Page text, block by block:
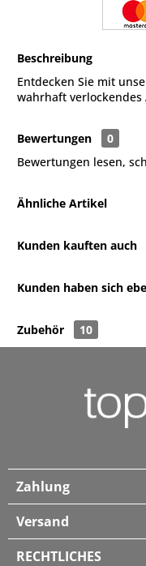
Beschreibung
Entdecken Sie mit
wahrhaft verlockendes
Bewertungen
0
Bewertungen lesen,
Ähnliche Artikel
Kunden kauften auch
Kunden haben sich
Zubehör 10
Zahlung
Versand
RECHTLICHES